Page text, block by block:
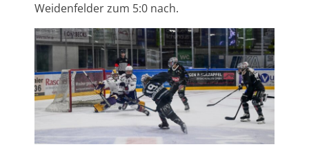
Weidenfelder zum 5:0 nach.